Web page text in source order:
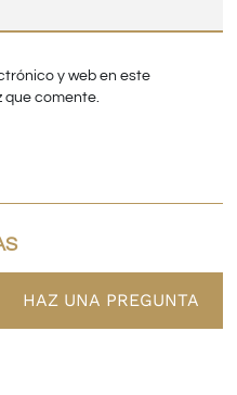
y web en este
que comente.
HAZ UNA PREGUNTA